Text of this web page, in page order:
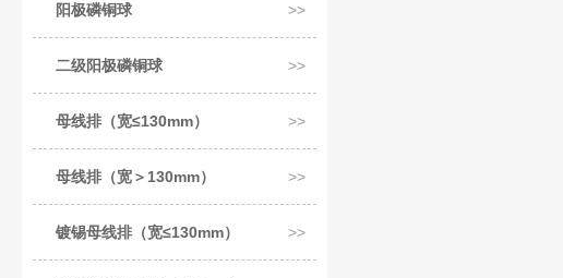
阳极磷铜球
二级阳极磷铜球
母线排（宽≤130mm）
母线排（宽＞130mm）
镀锡母线排（宽≤130mm）